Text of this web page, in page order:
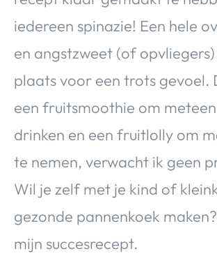
iedereen spinazie! Een hele
en angstzweet (of
plaats voor een trots gevoel.
een fruitsmoothie om
drinken en een fruitlolly om
te nemen, verwacht ik geen
Wil je zelf met je kind of
gezonde pannenkoek
mijn succesrecept.